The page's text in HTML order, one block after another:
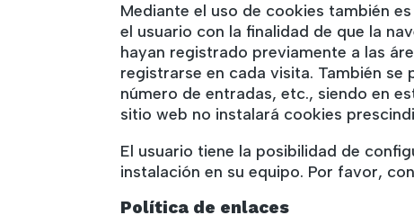
Mediante el uso de cookies también
el usuario con la finalidad de que la
hayan registrado previamente a las
registrarse en cada visita. También
número de entradas, etc., siendo en
sitio web no instalará cookies
El usuario tiene la posibilidad de
instalación en su equipo. Por favor,
Política de enlaces